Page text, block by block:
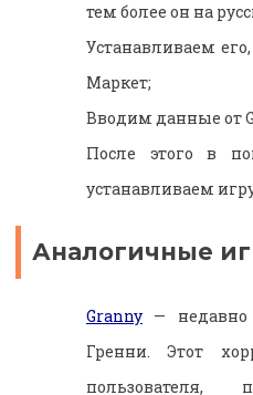
тем более он на
Устанавливаем
Маркет;
Вводим данные от
После этого в
устанавливаем
Аналогичные
Granny —
Гренни. Этот
пользователя,